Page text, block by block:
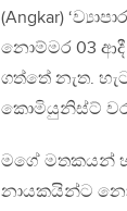
(Angkar)
නොම්මර 03 ආදී
ගත්තේ නැත.
කොමියුනිස්ට්
මගේ මතකයන්
නායකයින්ට